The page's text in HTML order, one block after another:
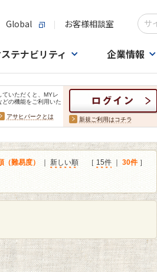
Global お客様相談室
検索
テナビリティ 企業情報
ていただくと、MYレ
どの機能をご利用いた
アサヒパークとは 新規ご利用はコチラ
（難易度） 新しい順 ［ 15件 30件 ］